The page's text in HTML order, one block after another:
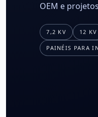
OEM e
7,2 KV 12 KV
PAINÉIS PARA